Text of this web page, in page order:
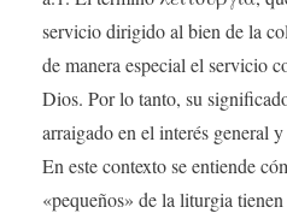
servicio dirigido al bien de la
de manera especial el servicio
Dios. Por lo tanto, su
arraigado en el interés general
En este contexto se entiende
«pequeños» de la liturgia